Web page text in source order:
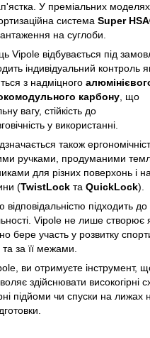
У преміальних моделях
система Super
на суглоби.
Vipole відбувається під
індивідуальний контроль
з надміцного
карбону, що
вагу, стійкість до
у використанні.
також
ручками, продуманими
для різних поверхонь і
(TwistLock та QuickLock).
підходить
Vipole не лише створює
бере участь у розвитку
та за її межами.
ви отримуєте інструмент,
здійснювати високогірні
підйоми чи спуски на лижах